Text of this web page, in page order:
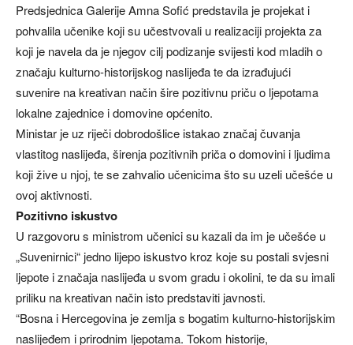
Predsjednica Galerije Amna Sofić predstavila je projekat i
pohvalila učenike koji su učestvovali u realizaciji projekta za
koji je navela da je njegov cilj podizanje svijesti kod mladih o
značaju kulturno-historijskog naslijeđa te da izrađujući
suvenire na kreativan način šire pozitivnu priču o ljepotama
lokalne zajednice i domovine općenito.
Ministar je uz riječi dobrodošlice istakao značaj čuvanja
vlastitog naslijeđa, širenja pozitivnih priča o domovini i ljudima
koji žive u njoj, te se zahvalio učenicima što su uzeli učešće u
ovoj aktivnosti.
Pozitivno iskustvo
U razgovoru s ministrom učenici su kazali da im je učešće u
„Suvenirnici“ jedno lijepo iskustvo kroz koje su postali svjesni
ljepote i značaja naslijeđa u svom gradu i okolini, te da su imali
priliku na kreativan način isto predstaviti javnosti.
“Bosna i Hercegovina je zemlja s bogatim kulturno-historijskim
naslijeđem i prirodnim ljepotama. Tokom historije,